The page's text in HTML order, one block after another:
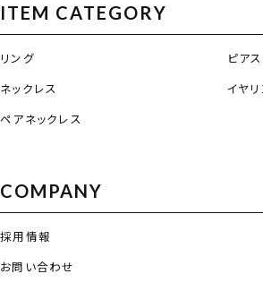
ITEM CATEGORY
リング
ネックレス
ペアネックレス
ピアス
イヤ
COMPANY
採用情報
お問い合わせ